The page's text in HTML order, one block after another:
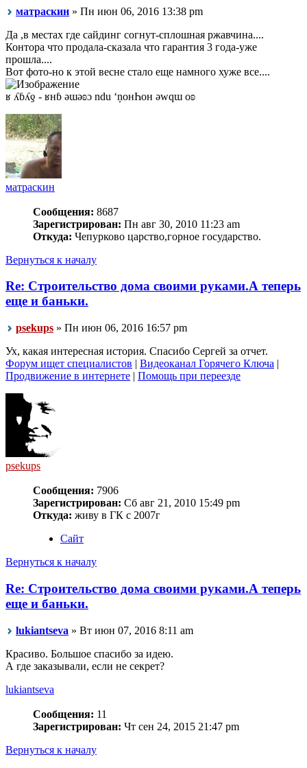
матраскин » Пн июн 06, 2016 13:38 pm
Да ,в местах где сайдинг согнут-сплошная ржавчина....
Контора что продала-сказала что гарантия 3 года-уже
прошла....
Вот фото-но к этой весне стало еще намного хуже все....
ʁ ʎɓʎƍ - ʁнɓ ǝɯǝʚɔ ndu ‘ņонҺон ǝwqɯ оʚ
матраскин
Сообщения: 8687
Зарегистрирован: Пн авг 30, 2010 11:23 am
Откуда: Чепурково царство,горное государство.
Вернуться к началу
Re: Строительство дома своими руками.А теперь
еще и баньки.
psekups » Пн июн 06, 2016 16:57 pm
Ух, какая интересная история. Спасибо Сергей за отчет.
Форум ищет специалистов | Видеоканал Горячего Ключа |
Продвижение в интернете | Помощь при переезде
psekups
Сообщения: 7906
Зарегистрирован: Сб авг 21, 2010 15:49 pm
Откуда: живу в ГК с 2007г
Сайт
Вернуться к началу
Re: Строительство дома своими руками.А теперь
еще и баньки.
lukiantseva » Вт июн 07, 2016 8:11 am
Красиво. Большое спасибо за идею.
А где заказывали, если не секрет?
lukiantseva
Сообщения: 11
Зарегистрирован: Чт сен 24, 2015 21:47 pm
Вернуться к началу